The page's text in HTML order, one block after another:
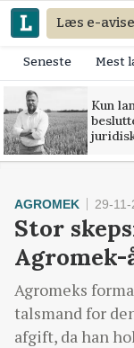
Læs e-
Seneste Mest
Kun
AGROMEK 29-
Stor
Agromeks
talsmand for
afgift, da han